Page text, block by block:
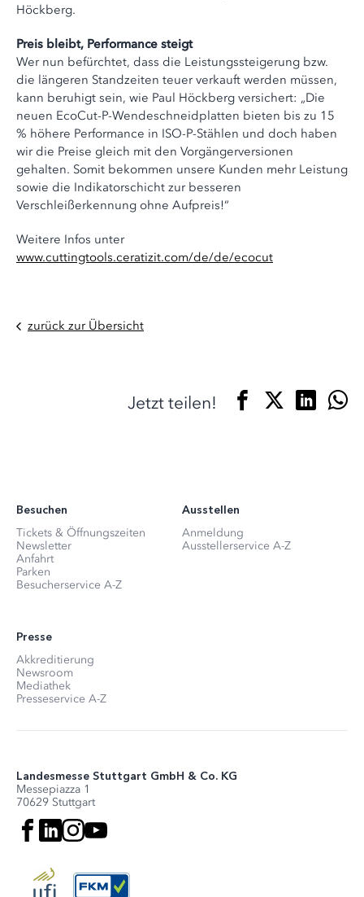
Höckberg.
Preis bleibt, Performance steigt
Wer nun befürchtet, dass die Leistungssteigerung bzw.
die längeren Standzeiten teuer verkauft werden müssen,
kann beruhigt sein, wie Paul Höckberg versichert: „Die
neuen EcoCut-P-Wendeschneidplatten bieten bis zu 15
% höhere Performance in ISO-P-Stählen und doch haben
wir die Preise gleich mit den Vorgängerversionen
gehalten. Somit bekommen unsere Kunden mehr Leistung
sowie die Indikatorschicht zur besseren
Verschleißerkennung ohne Aufpreis!“
Weitere Infos unter
www.cuttingtools.ceratizit.com/de/de/ecocut
zurück zur Übersicht
Jetzt teilen!
Besuchen
Tickets & Öffnungszeiten
Newsletter
Anfahrt
Parken
Besucherservice A-Z
Ausstellen
Anmeldung
Ausstellerservice A-Z
Presse
Akkreditierung
Newsroom
Mediathek
Presseservice A-Z
Landesmesse Stuttgart GmbH & Co. KG
Messepiazza 1
70629 Stuttgart